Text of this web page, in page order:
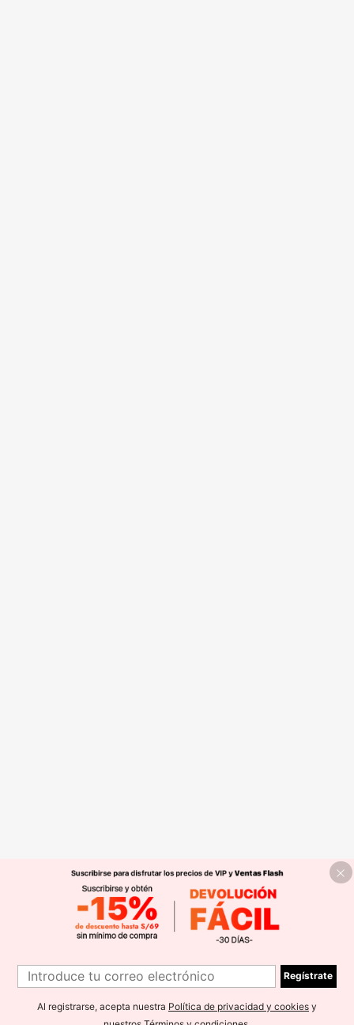
Regístrate
Al registrarse, acepta nuestra Política de privacidad y cookies y